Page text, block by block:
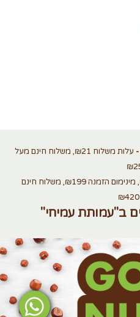
עלות משלוח ₪21, משלוח חינם מעל
עלות משלוח ₪35, מינימום הזמנה ₪199, משלוח חינם
ב"עמותת עמיחי"